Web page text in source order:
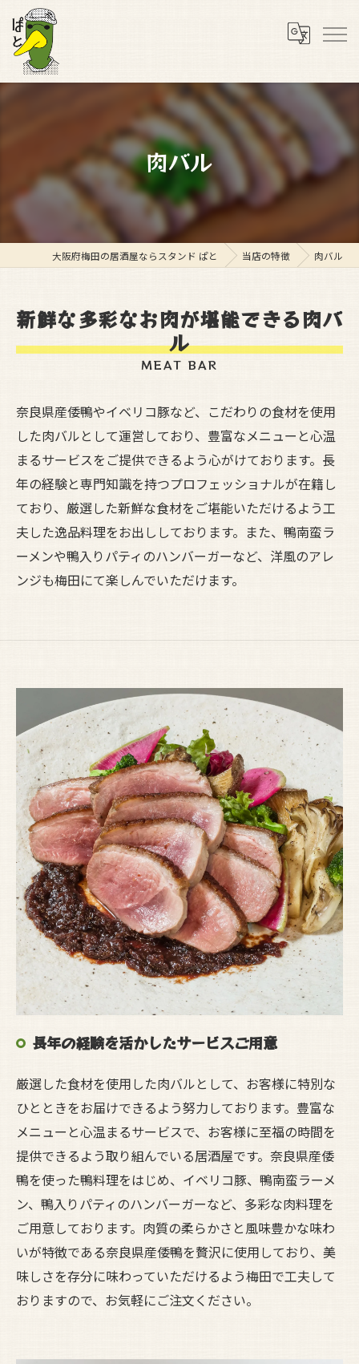
肉バル
大阪府梅田の居酒屋ならスタンド ぱと 当店の特徴 肉バル
新鮮な多彩なお肉が堪能できる肉バ
ル
MEAT BAR
奈良県産倭鴨やイベリコ豚など、こだわりの食材を使用
した肉バルとして運営しており、豊富なメニューと心温
まるサービスをご提供できるよう心がけております。長
年の経験と専門知識を持つプロフェッショナルが在籍し
ており、厳選した新鮮な食材をご堪能いただけるよう工
夫した逸品料理をお出ししております。また、鴨南蛮ラ
ーメンや鴨入りパティのハンバーガーなど、洋風のアレ
ンジも梅田にて楽しんでいただけます。
長年の経験を活かしたサービスご用意
厳選した食材を使用した肉バルとして、お客様に特別な
ひとときをお届けできるよう努力しております。豊富な
メニューと心温まるサービスで、お客様に至福の時間を
提供できるよう取り組んでいる居酒屋です。奈良県産倭
鴨を使った鴨料理をはじめ、イベリコ豚、鴨南蛮ラーメ
ン、鴨入りパティのハンバーガーなど、多彩な肉料理を
ご用意しております。肉質の柔らかさと風味豊かな味わ
いが特徴である奈良県産倭鴨を贅沢に使用しており、美
味しさを存分に味わっていただけるよう梅田で工夫して
おりますので、お気軽にご注文ください。